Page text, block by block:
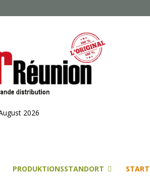
2026
PRODUKTIONSSTANDORT START